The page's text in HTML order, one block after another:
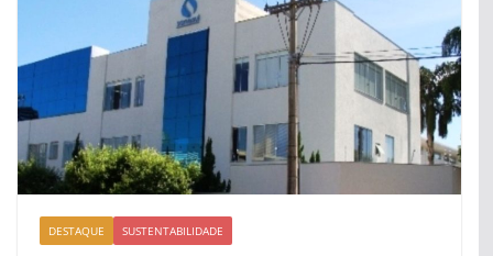
DESTAQUE SUSTENTABILIDADE